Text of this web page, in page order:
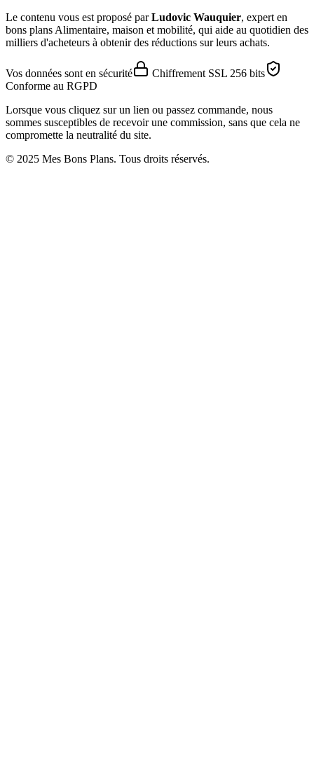
Le contenu vous est proposé parLudovic Wauquier, expert en
bons plans Alimentaire, maison et mobilité, qui aide au quotidien des
milliers d'acheteurs à obtenir des réductions sur leurs achats.
Vos données sont en sécurité
Chiffrement SSL 256 bits
Conforme au RGPD
Lorsque vous cliquez sur un lien ou passez commande, nous
sommes susceptibles de recevoir une commission, sans que cela ne
compromette la neutralité du site.
© 2025 Mes Bons Plans. Tous droits réservés.